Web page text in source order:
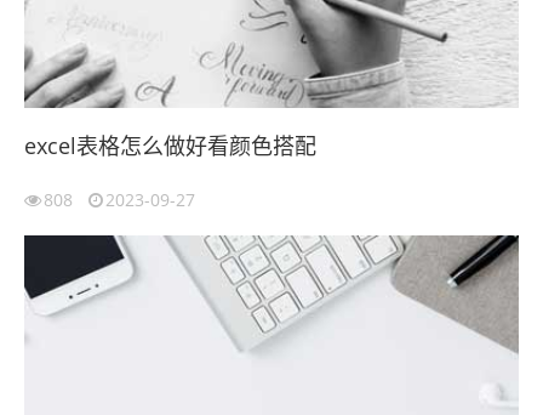
excel表格怎么做好看颜色搭配
808 2023-09-27